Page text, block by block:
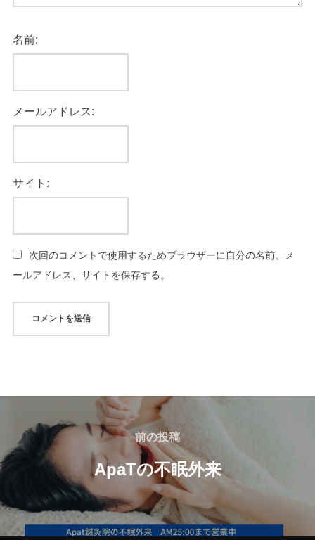
名前:
メールアドレス:
サイト:
次回のコメントで使用するためブラウザーに自分の名前、メ
ールアドレス、サイトを保存する。
稿
ナ
ビ
ゲ
前
の
投
稿
前の投稿
ApaTの不眠外来